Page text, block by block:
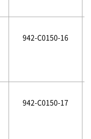
942-C0150-16
942-C0150-17